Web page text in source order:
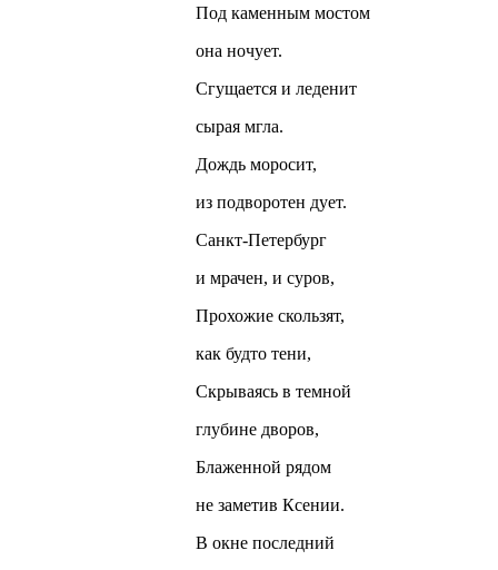
Под каменным мостом
она ночует.
Сгущается и леденит
сырая мгла.
Дождь моросит,
из подворотен дует.
Санкт-Петербург
и мрачен, и суров,
Прохожие скользят,
как будто тени,
Скрываясь в темной
глубине дворов,
Блаженной рядом
не заметив Ксении.
В окне последний